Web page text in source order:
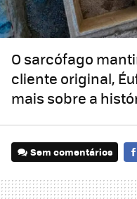
O sarcófago
cliente original,
mais sobre a
Sem comentários